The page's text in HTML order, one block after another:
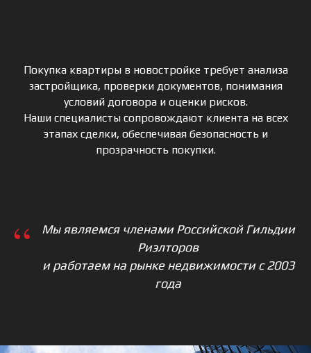
Покупка квартиры в новостройке требует анализа
застройщика, проверки документов, понимания
условий договора и оценки рисков.
Наши специалисты сопровождают клиента на всех
этапах сделки, обеспечивая безопасность и
прозрачность покупки.
“
Мы являемся членами Российской Гильдии
Риэлторов
и работаем на рынке недвижимости с 2003
года